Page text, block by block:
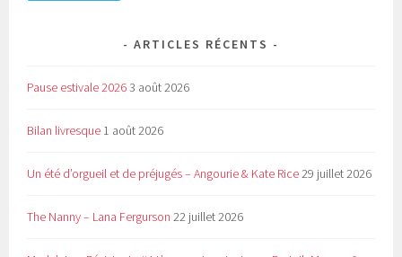
ARTICLES RÉCENTS
Pause estivale 20263 août 2026
Bilan livresque 1 août 2026
Un été d’orgueil et de préjugés – Angourie & Kate Rice29 juillet 2026
The Nanny – Lana Fergurson 22 juillet 2026